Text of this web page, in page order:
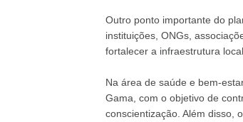
Outro ponto importante do
instituições, ONGs,
fortalecer a infraestrutura
Na área de saúde e bem-
Gama, com o objetivo de
conscientização. Além disso,